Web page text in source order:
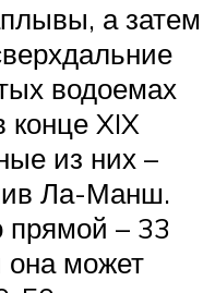
а затем
водоемах
конце XIX
из них –
Ла-Манш.
прямой – 33
она может